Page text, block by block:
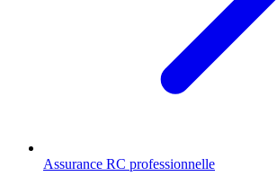
Assurance RC professionnelle